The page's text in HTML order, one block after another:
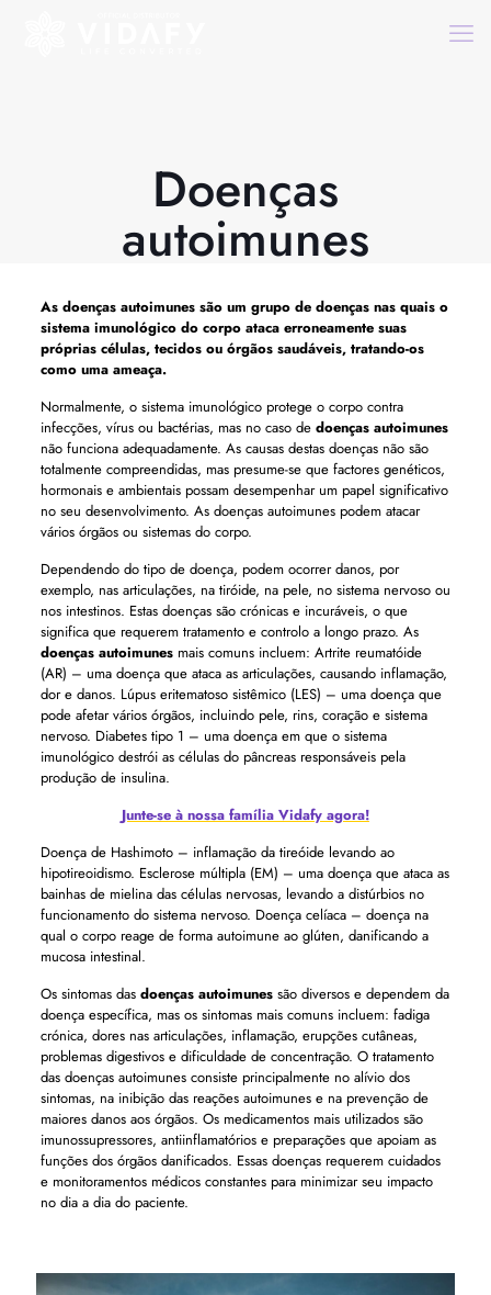
Doenças
autoimunes
As doenças autoimunessão um grupo de doenças nas quais o
sistema imunológico do corpo ataca erroneamente suas
próprias células, tecidos ou órgãos saudáveis, tratando-os
como uma ameaça.
Normalmente, o sistema imunológico protege o corpo contra
infecções, vírus ou bactérias, mas no caso de doenças autoimunes
não funciona adequadamente. As causas destas doenças não são
totalmente compreendidas, mas presume-se que factores genéticos,
hormonais e ambientais possam desempenhar um papel significativo
no seu desenvolvimento. As doenças autoimunes podem atacar
vários órgãos ou sistemas do corpo.
Dependendo do tipo de doença, podem ocorrer danos, por
exemplo, nas articulações, na tiróide, na pele, no sistema nervoso ou
nos intestinos. Estas doenças são crónicas e incuráveis, o que
significa que requerem tratamento e controlo a longo prazo. As
doenças autoimunesmais comuns incluem: Artrite reumatóide
(AR) – uma doença que ataca as articulações, causando inflamação,
dor e danos. Lúpus eritematoso sistêmico (LES) – uma doença que
pode afetar vários órgãos, incluindo pele, rins, coração e sistema
nervoso. Diabetes tipo 1 – uma doença em que o sistema
imunológico destrói as células do pâncreas responsáveis ​​pela
produção de insulina.
Junte-se à nossa família Vidafy agora!
Doença de Hashimoto – inflamação da tireóide levando ao
hipotireoidismo. Esclerose múltipla (EM) – uma doença que ataca as
bainhas de mielina das células nervosas, levando a distúrbios no
funcionamento do sistema nervoso. Doença celíaca – doença na
qual o corpo reage de forma autoimune ao glúten, danificando a
mucosa intestinal.
Os sintomas das doenças autoimunessão diversos e dependem da
doença específica, mas os sintomas mais comuns incluem: fadiga
crónica, dores nas articulações, inflamação, erupções cutâneas,
problemas digestivos e dificuldade de concentração. O tratamento
das doenças autoimunes consiste principalmente no alívio dos
sintomas, na inibição das reações autoimunes e na prevenção de
maiores danos aos órgãos. Os medicamentos mais utilizados são
imunossupressores, antiinflamatórios e preparações que apoiam as
funções dos órgãos danificados. Essas doenças requerem cuidados
e monitoramentos médicos constantes para minimizar seu impacto
no dia a dia do paciente.